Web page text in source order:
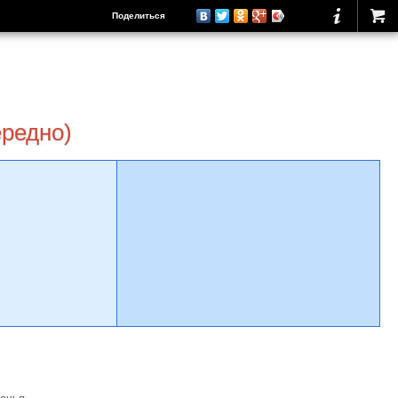
Поделиться